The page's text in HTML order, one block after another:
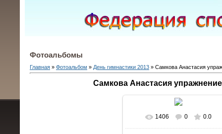
Фотоальбомы
Главная » Фотоальбом » День гимнастики 2013 » Самкова Анастасия
Самкова Анастасия
В реальном размере
1406 0 0.0